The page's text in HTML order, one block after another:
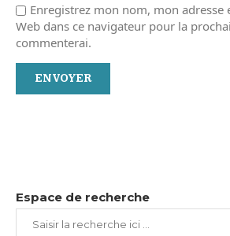
Enregistrez mon nom, mon adresse
Web dans ce navigateur pour la
commenterai.
Espace de recherche